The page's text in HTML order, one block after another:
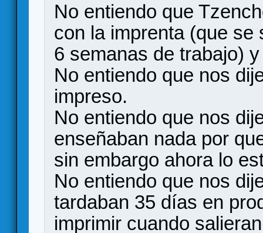
No entiendo que
con la imprenta (que
6 semanas de trabajo)
No entiendo que nos
impreso.
No entiendo que nos
enseñaban nada por
sin embargo ahora lo
No entiendo que nos
tardaban 35 días en
imprimir cuando